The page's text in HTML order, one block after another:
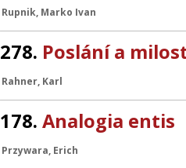
Rupnik, Marko Ivan
278. Poslání a
Rahner, Karl
178. Analogia entis
Przywara, Erich